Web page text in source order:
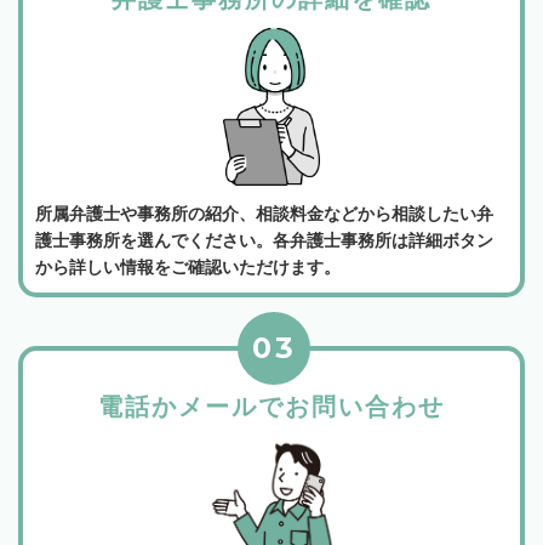
所属弁護士や事務所の紹介、相談料金などから相談したい弁
護士事務所を選んでください。各弁護士事務所は詳細ボタン
から詳しい情報をご確認いただけます。
電話かメールでお問い合わせ
03